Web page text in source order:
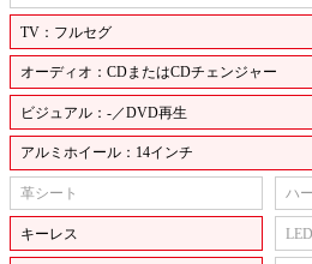
TV：フルセグ
オーディオ：CDまたはCDチェンジャー
ビジュアル：-／DVD再生
アルミホイール：14インチ
革シート ハ
キーレス